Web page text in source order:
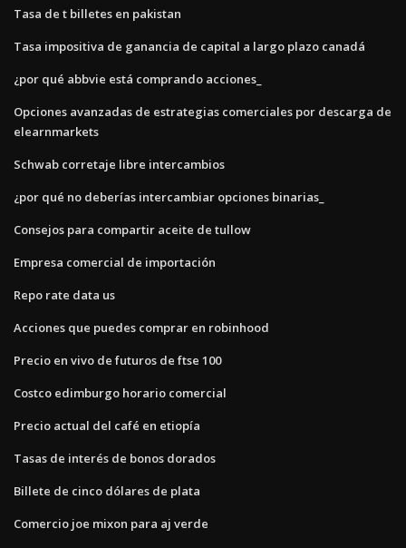
Tasa de t billetes en pakistan
Tasa impositiva de ganancia de capital a largo plazo canadá
¿por qué abbvie está comprando acciones_
Opciones avanzadas de estrategias comerciales por descarga de
elearnmarkets
Schwab corretaje libre intercambios
¿por qué no deberías intercambiar opciones binarias_
Consejos para compartir aceite de tullow
Empresa comercial de importación
Repo rate data us
Acciones que puedes comprar en robinhood
Precio en vivo de futuros de ftse 100
Costco edimburgo horario comercial
Precio actual del café en etiopía
Tasas de interés de bonos dorados
Billete de cinco dólares de plata
Comercio joe mixon para aj verde